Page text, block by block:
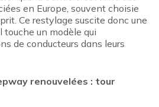
en Europe, souvent choisie
Ce restylage suscite donc une
touche un modèle qui
de conducteurs dans leurs
renouvelées : tour